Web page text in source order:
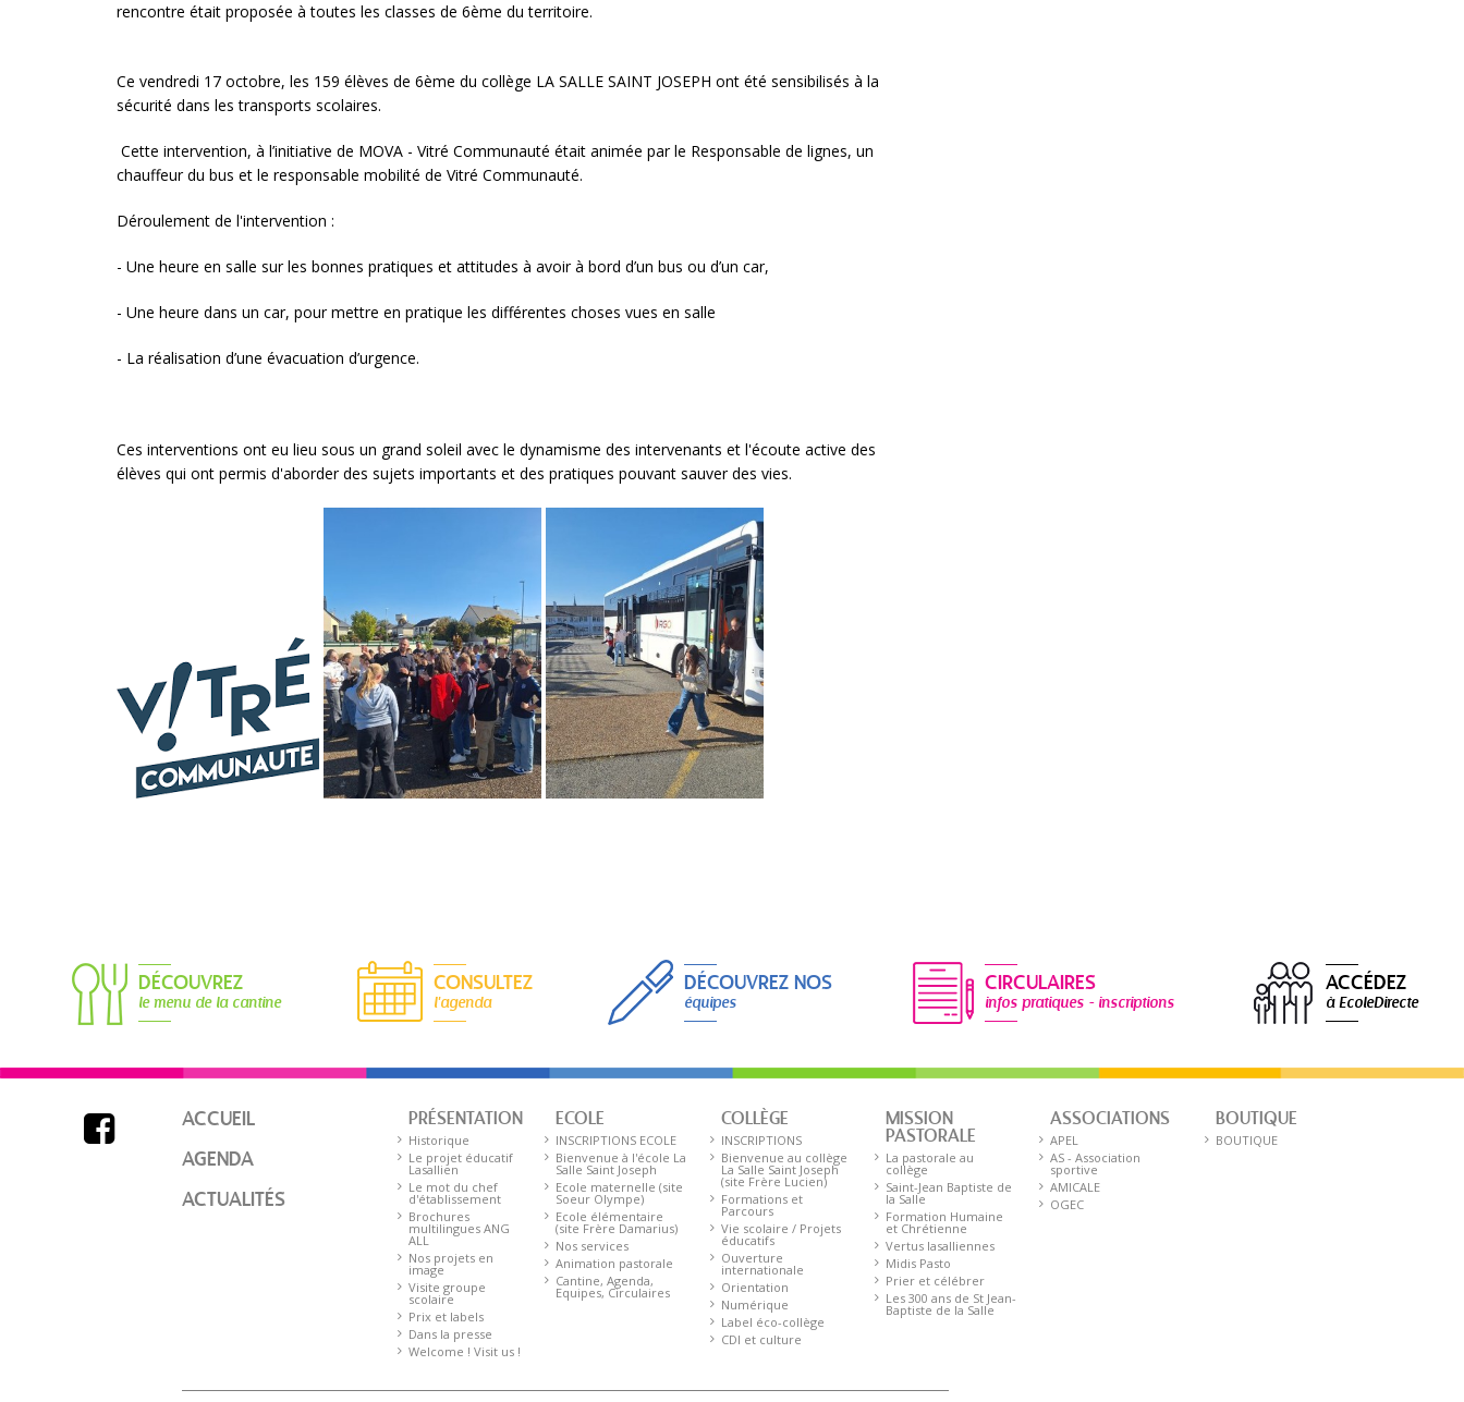
rencontre était proposée à toutes les classes de 6ème du territoire.
Ce vendredi 17 octobre, les 159 élèves de 6ème du collège LA SALLE SAINT JOSEPH ont été sensibilisés à la
sécurité dans les transports scolaires.
Cette intervention, à l’initiative de MOVA - Vitré Communauté était animée par le Responsable de lignes, un
chauffeur du bus et le responsable mobilité de Vitré Communauté.
Déroulement de l'intervention :
- Une heure en salle sur les bonnes pratiques et attitudes à avoir à bord d’un bus ou d’un car,
- Une heure dans un car, pour mettre en pratique les différentes choses vues en salle
- La réalisation d’une évacuation d’urgence.
Ces interventions ont eu lieu sous un grand soleil avec le dynamisme des intervenants et l'écoute active des
élèves qui ont permis d'aborder des sujets importants et des pratiques pouvant sauver des vies.
DÉCOUVREZ
le menu de la cantine
CONSULTEZ
l'agenda
DÉCOUVREZ NOS
équipes
CIRCULAIRES
infos pratiques - inscriptions
ACCÉDEZ
à EcoleDirecte

ACCUEIL
AGENDA
ACTUALITÉS
PRÉSENTATION
Historique
Le projet éducatif
Lasallien
Le mot du chef
d'établissement
Brochures
multilingues ANG
ALL
Nos projets en
image
Visite groupe
scolaire
Prix et labels
Dans la presse
Welcome ! Visit us !
ECOLE
INSCRIPTIONS ECOLE
Bienvenue à l'école La
Salle Saint Joseph
Ecole maternelle (site
Soeur Olympe)
Ecole élémentaire
(site Frère Damarius)
Nos services
Animation pastorale
Cantine, Agenda,
Equipes, Circulaires
COLLÈGE
INSCRIPTIONS
Bienvenue au collège
La Salle Saint Joseph
(site Frère Lucien)
Formations et
Parcours
Vie scolaire / Projets
éducatifs
Ouverture
internationale
Orientation
Numérique
Label éco-collège
CDI et culture
MISSION
PASTORALE
La pastorale au
collège
Saint-Jean Baptiste de
la Salle
Formation Humaine
et Chrétienne
Vertus lasalliennes
Midis Pasto
Prier et célébrer
Les 300 ans de St Jean-
Baptiste de la Salle
ASSOCIATIONS
APEL
AS - Association
sportive
AMICALE
OGEC
BOUTIQUE
BOUTIQUE